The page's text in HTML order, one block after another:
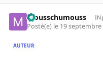
mousschumouss
Posté(e) le 19 septembre
AUTEUR